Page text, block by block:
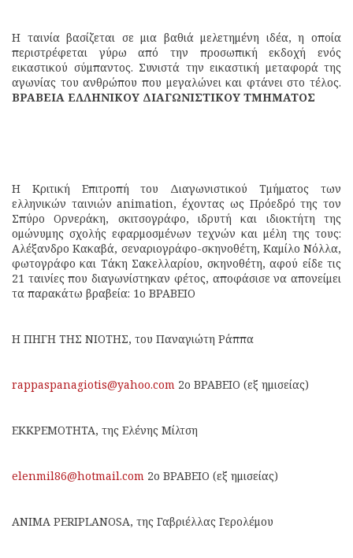
Η ταινία βασίζεται σε μια βαθιά μελετημένη ιδέα, η οποία
περιστρέφεται γύρω από την προσωπική εκδοχή ενός
εικαστικού σύμπαντος. Συνιστά την εικαστική μεταφορά της
αγωνίας του ανθρώπου που μεγαλώνει και φτάνει στο τέλος.
ΒΡΑΒΕΙΑ ΕΛΛΗΝΙΚΟΥ ΔΙΑΓΩΝΙΣΤΙΚΟΥ ΤΜΗΜΑΤΟΣ
Η Κριτική Επιτροπή του Διαγωνιστικού Τμήματος των
ελληνικών ταινιών animation, έχοντας ως Πρόεδρό της τον
Σπύρο Ορνεράκη, σκιτσογράφο, ιδρυτή και ιδιοκτήτη της
ομώνυμης σχολής εφαρμοσμένων τεχνών και μέλη της τους:
Αλέξανδρο Κακαβά, σεναριογράφο-σκηνοθέτη, Καμίλο Νόλλα,
φωτογράφο και Τάκη Σακελλαρίου, σκηνοθέτη, αφού είδε τις
21 ταινίες που διαγωνίστηκαν φέτος, αποφάσισε να απονείμει
τα παρακάτω βραβεία: 1ο ΒΡΑΒΕΙΟ
Η ΠΗΓΗ ΤΗΣ ΝΙΟΤΗΣ, του Παναγιώτη Ράππα
rappaspanagiotis@yahoo.com 2ο ΒΡΑΒΕΙΟ (εξ ημισείας)
ΕΚΚΡΕΜΟΤΗΤΑ, της Ελένης Μίλτση
elenmil86@hotmail.com 2ο ΒΡΑΒΕΙΟ (εξ ημισείας)
ANIMA PERIPLANOSA, της Γαβριέλλας Γερολέμου